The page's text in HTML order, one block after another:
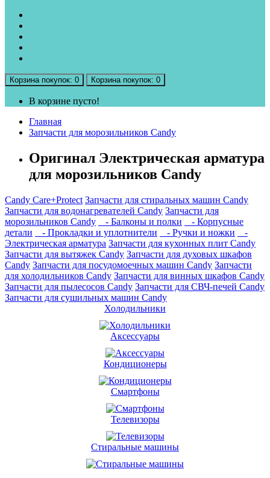
Корзинапокупок: 0 Корзинапокупок: 0
В корзине пусто!
Главная
Запчасти для морозильников Candy
Оригинал Электрическая арматура
для морозильников Candy
Candy Care+Protect Запчасти для стиральных машин Candy
Запчасти для водонагревателей Candy Запчасти для
морозильников Candy
- Балконы и полки
- Корпусные
детали
- Прокладки и уплотнители - Ручки и ножки
-
Электрическая арматура Запчасти для кухонных плит Candy
Запчасти для вытяжек Candy Запчасти для духовых шкафов
Candy Запчасти для посудомоечных машин Candy Запчасти
для холодильников Candy Запчасти для винных шкафов Candy
Запчасти для пылесосов Candy Запчасти для СВЧ-печей Candy
Запчасти для сушильных машин Candy
Холодильники
Аксессуары
Кондиционеры
Смартфоны
Телевизоры
Стиральные машины